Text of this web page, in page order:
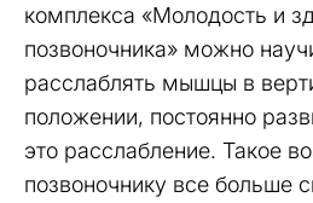
комплекса «Молодость и
позвоночника» можно
расслаблять мышцы в
положении, постоянно
это расслабление. Такое
позвоночнику все больше